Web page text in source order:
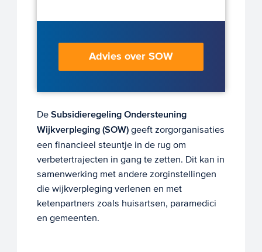
Advies over SOW
De Subsidieregeling Ondersteuning
Wijkverpleging (SOW)geeft zorgorganisaties
een financieel steuntje in de rug om
verbetertrajecten in gang te zetten. Dit kan in
samenwerking met andere zorginstellingen
die wijkverpleging verlenen en met
ketenpartners zoals huisartsen, paramedici
en gemeenten.